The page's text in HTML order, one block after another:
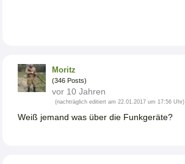
Moritz
(346 Posts)
vor 10 Jahren
(nachträglich editiert am 22.01.2017 um 17:56 Uhr)
Weiß jemand was über die Funkgeräte?